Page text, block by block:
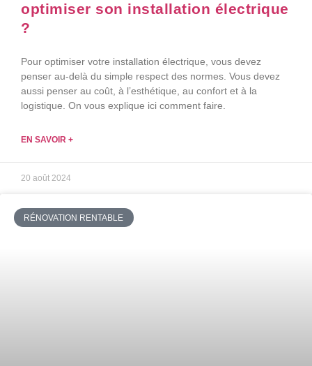
optimiser son installation électrique
?
Pour optimiser votre installation électrique, vous devez
penser au-delà du simple respect des normes. Vous devez
aussi penser au coût, à l’esthétique, au confort et à la
logistique. On vous explique ici comment faire.
EN SAVOIR +
20 août 2024
RÉNOVATION RENTABLE